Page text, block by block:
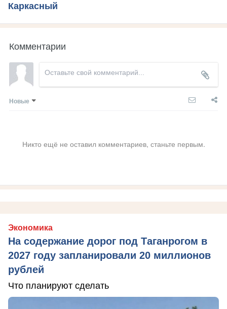
Каркасный
Комментарии
Новые
Никто ещё не оставил комментариев, станьте первым.
Экономика
На содержание дорог под Таганрогом в
2027 году запланировали 20 миллионов
рублей
Что планируют сделать